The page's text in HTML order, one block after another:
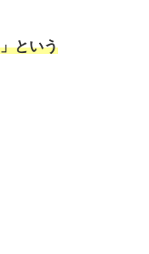
という